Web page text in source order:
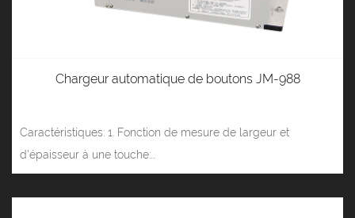
Chargeur automatique de boutons JM-988
Caractéristiques: 1. Fonction de mesure de largeur et
d'épaisseur à une touche:...